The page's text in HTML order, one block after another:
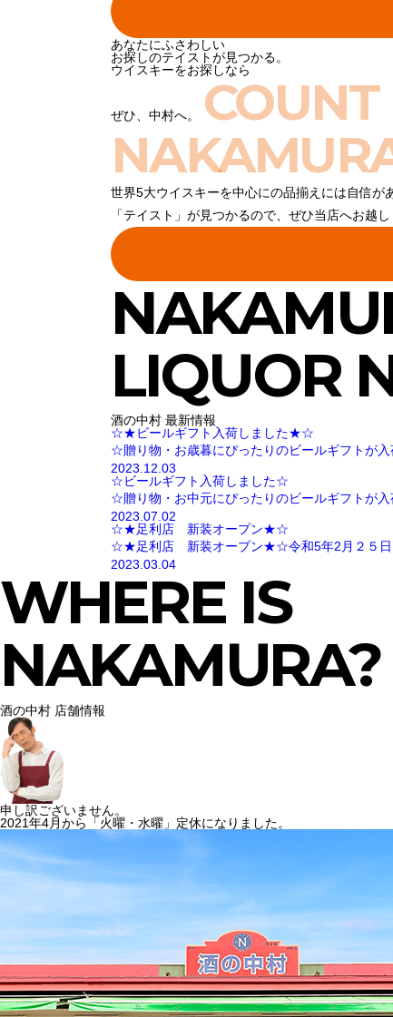
あなたにふさわしい
お探しのテイストが見つかる。
ウイスキーをお探しなら
ぜひ、中村へ。
COUNT
世界5大ウイスキーを中心にの品揃えには自信
「テイスト」が見つかるので、ぜひ当店へお越し
LIQUOR
酒の中村 最新情報
☆★ビールギフト入荷しました★☆
☆贈り物・お歳暮にぴったりのビールギフト
2023.12.03
☆ビールギフト入荷しました☆
☆贈り物・お中元にぴったりのビールギフト
2023.07.02
☆★足利店 新装オープン★☆
☆★足利店 新装オープン★☆令和5年2月２５日
2023.03.04
WHERE IS
NAKAMURA?
酒の中村 店舗情報
申し訳ございません。
2021年4月から「火曜・水曜」定休になりました。